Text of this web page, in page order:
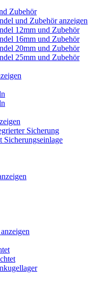
Zubehör
und Zubehör anzeigen
12mm und Zubehör
16mm und Zubehör
20mm und Zubehör
25mm und Zubehör
Sicherung
Sicherungseinlage